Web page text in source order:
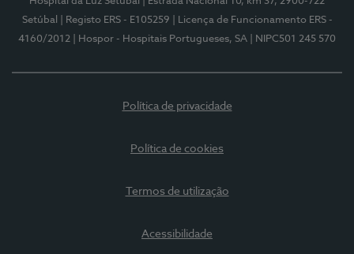
Setúbal
| Registo ERS - E105259
| Licença de Funcionamento ERS -
4160/2012
| Hospor - Hospitais Portugueses, SA | NIPC501 245 570
Política de privacidade
Política de cookies
Termos de utilização
Acessibilidade